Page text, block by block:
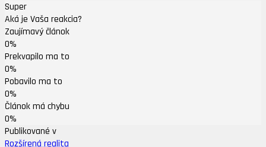
Super
Aká je Vaša reakcia?
Zaujímavý článok
0%
Prekvapilo ma to
0%
Pobavilo ma to
0%
Článok má chybu
0%
Publikované v
Rozšírená realita